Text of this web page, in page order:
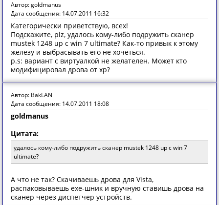
Автор: goldmanus
Дата сообщения: 14.07.2011 16:32
Категорически приветствую, всех!
Подскажите, plz, удалось кому-либо подружить сканер
mustek 1248 up с win 7 ultimate? Как-то привык к этому
железу и выбрасывать его не хочеться.
p.s: вариант с виртуалкой не желателен. Может кто
модифицировал дрова от xp?
Автор: BakLAN
Дата сообщения: 14.07.2011 18:08
goldmanus
Цитата:
удалось кому-либо подружить сканер mustek 1248 up с win 7
ultimate?
А что не так? Скачиваешь дрова для Vista,
распаковываешь exe-шник и вручную ставишь дрова на
сканер через диспетчер устройств.